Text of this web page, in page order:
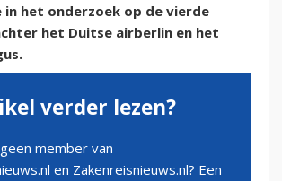
in het onderzoek op de vierde
het Duitse airberlin en het
verder lezen?
member van
en Zakenreisnieuws.nl? Een